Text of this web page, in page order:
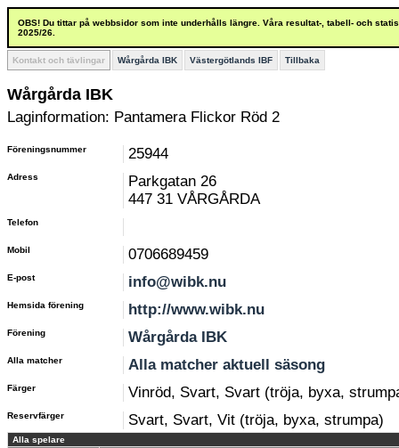
OBS! Du tittar på webbsidor som inte underhålls längre. Våra resultat-, tabell- och
2025/26.
Kontakt och tävlingar Wårgårda IBK Västergötlands IBF Tillbaka
Wårgårda IBK
Laginformation: Pantamera Flickor Röd 2
Föreningsnummer 25944
Adress
Parkgatan 26
447 31 VÅRGÅRDA
Telefon
Mobil 0706689459
E-post info@wibk.nu
Hemsida förening http://www.wibk.nu
Förening Wårgårda IBK
Alla matcher Alla matcher aktuell säsong
Färger Vinröd, Svart, Svart (tröja, byxa,
Reservfärger Svart, Svart, Vit (tröja, byxa, strumpa)
Alla spelare